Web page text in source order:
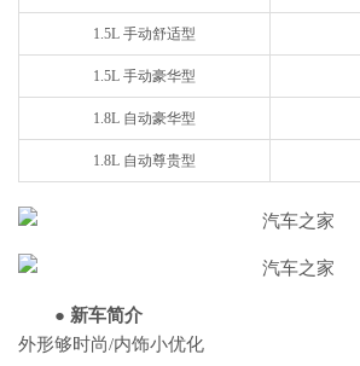
1.5L 手动舒适型
1.5L 手动豪华型
1.8L 自动豪华型
1.8L 自动尊贵型
● 新车简介
外形够时尚/内饰小优化